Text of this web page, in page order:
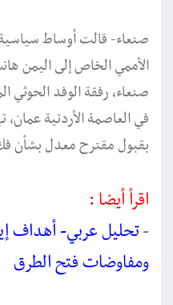
صنعاء- قالت أوساط
الأممي الخاص إلى اليمن
صنعاء، رفقة الوفد الحوثي
في العاصمة الأردنية
بقبول مقترح معدل بشأن
اقرأ أيضا :
-تحليل عربي- أهداف
ومفاوضات فتح الطرق